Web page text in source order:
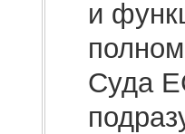
и
Суда